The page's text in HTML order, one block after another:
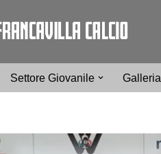
Settore Giovanile Galleria